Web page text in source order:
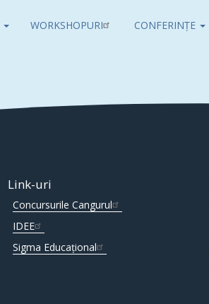
WORKSHOPURI CONFERINȚE
Link-uri
Concursurile Cangurul
IDEE
Sigma Educațional